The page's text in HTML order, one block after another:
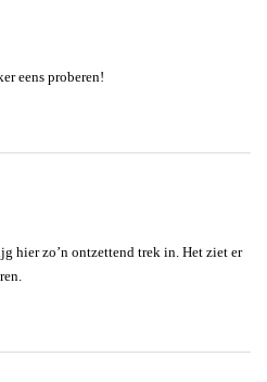
eens proberen!
hier zo’n ontzettend trek in. Het ziet er